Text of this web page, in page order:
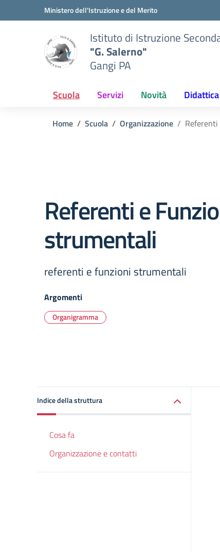
Vai ai contenuti
Vai al menu di navigazioneMinistero dell'Istruzione e del Merito
Istituto di Istruzione
"G. Salerno"
Gangi PA
Scuola Servizi Novità Didattica
Home Scuola Organizzazione
Referenti e
strumentali
referenti e funzioni strumentali
Argomenti
Organigramma
Indice della struttura
Cosa fa
Organizzazione e contatti